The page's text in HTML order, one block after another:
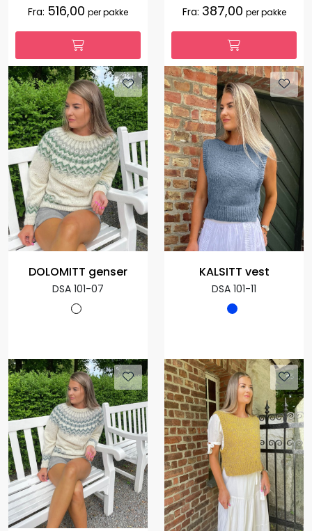
Fra: 516,00 per pakke Fra: 387,00 per pakke
DOLOMITT genser
DSA 101-07
KALSITT vest
DSA 101-11